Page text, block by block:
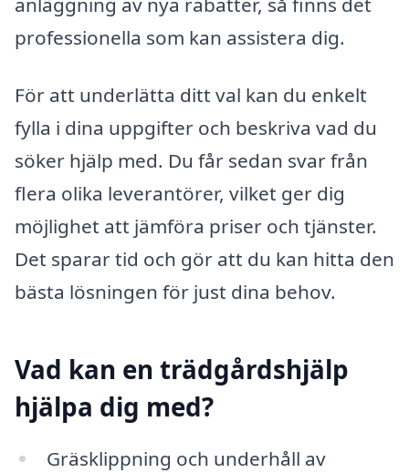
professionella som kan assistera dig.
För att underlätta ditt val kan du enkelt
fylla i dina uppgifter och beskriva vad du
söker hjälp med. Du får sedan svar från
flera olika leverantörer, vilket ger dig
möjlighet att jämföra priser och tjänster.
Det sparar tid och gör att du kan hitta den
bästa lösningen för just dina behov.
Vad kan en trädgårdshjälp
hjälpa dig med?
Gräsklippning och underhåll av